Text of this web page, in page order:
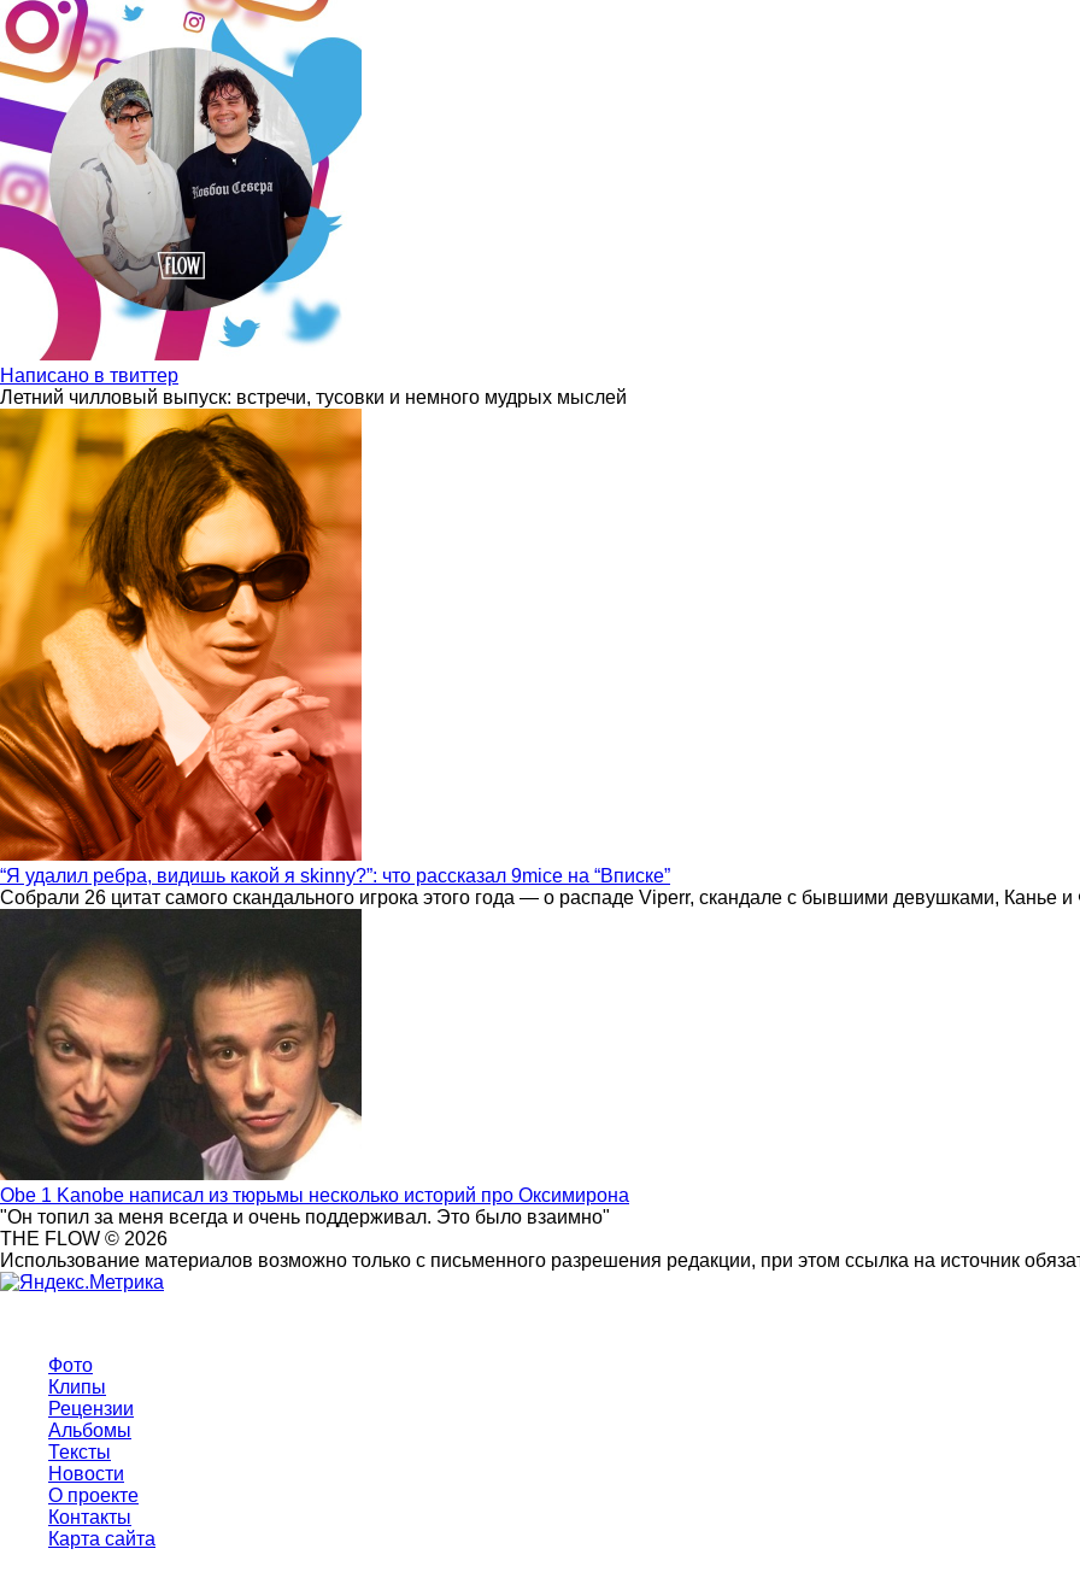
Написано в твиттер
Летний чилловый выпуск: встречи, тусовки и немного мудрых мыслей
“Я удалил ребра, видишь какой я skinny?”: что рассказал 9mice на “Вписке”
Собрали 26 цитат самого скандального игрока этого года — о распаде Viperr, скандале с бывшими девушками, Канье
Obe 1 Kanobe написал из тюрьмы несколько историй про Оксимирона
"Он топил за меня всегда и очень поддерживал. Это было взаимно"
THE FLOW © 2026
Использование материалов возможно только с письменного разрешения редакции, при этом ссылка на источник
Фото
Клипы
Рецензии
Альбомы
Тексты
Новости
О проекте
Контакты
Карта сайта